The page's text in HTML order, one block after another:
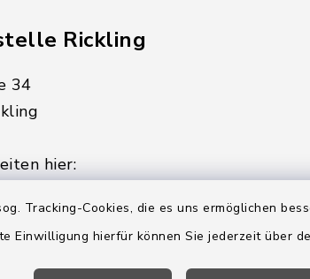
Tracking-Cookies, die es uns ermöglichen
Einwilligung hierfür können Sie jederzeit über
Rickling
34
hier:
Uhr